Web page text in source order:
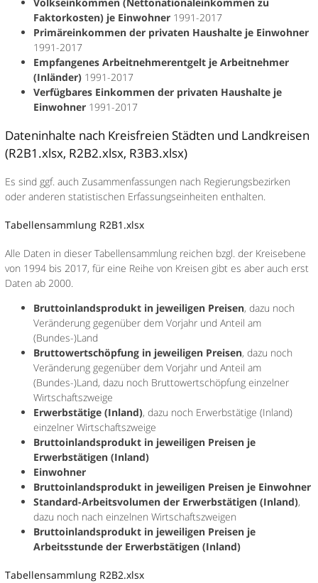
Faktorkosten) je Einwohner 1991-2017
Primäreinkommen der privaten Haushalte je Einwohner
1991-2017
Empfangenes Arbeitnehmerentgelt je Arbeitnehmer
(Inländer) 1991-2017
Verfügbares Einkommen der privaten Haushalte je
Einwohner 1991-2017
Dateninhalte nach Kreisfreien Städten und Landkreisen
(R2B1.xlsx, R2B2.xlsx, R3B3.xlsx)
Es sind ggf. auch Zusammenfassungen nach Regierungsbezirken
oder anderen statistischen Erfassungseinheiten enthalten.
Tabellensammlung R2B1.xlsx
Alle Daten in dieser Tabellensammlung reichen bzgl. der Kreisebene
von 1994 bis 2017, für eine Reihe von Kreisen gibt es aber auch erst
Daten ab 2000.
Bruttoinlandsprodukt in jeweiligen Preisen, dazu noch
Veränderung gegenüber dem Vorjahr und Anteil am
(Bundes-)Land
Bruttowertschöpfung in jeweiligen Preisen, dazu noch
Veränderung gegenüber dem Vorjahr und Anteil am
(Bundes-)Land, dazu noch Bruttowertschöpfung einzelner
Wirtschaftszweige
Erwerbstätige (Inland), dazu noch Erwerbstätige (Inland)
einzelner Wirtschaftszweige
Bruttoinlandsprodukt in jeweiligen Preisen je
Erwerbstätigen (Inland)
Einwohner
Bruttoinlandsprodukt in jeweiligen Preisen je Einwohner
Standard-Arbeitsvolumen der Erwerbstätigen (Inland),
dazu noch nach einzelnen Wirtschaftszweigen
Bruttoinlandsprodukt in jeweiligen Preisen je
Arbeitsstunde der Erwerbstätigen (Inland)
Tabellensammlung R2B2.xlsx